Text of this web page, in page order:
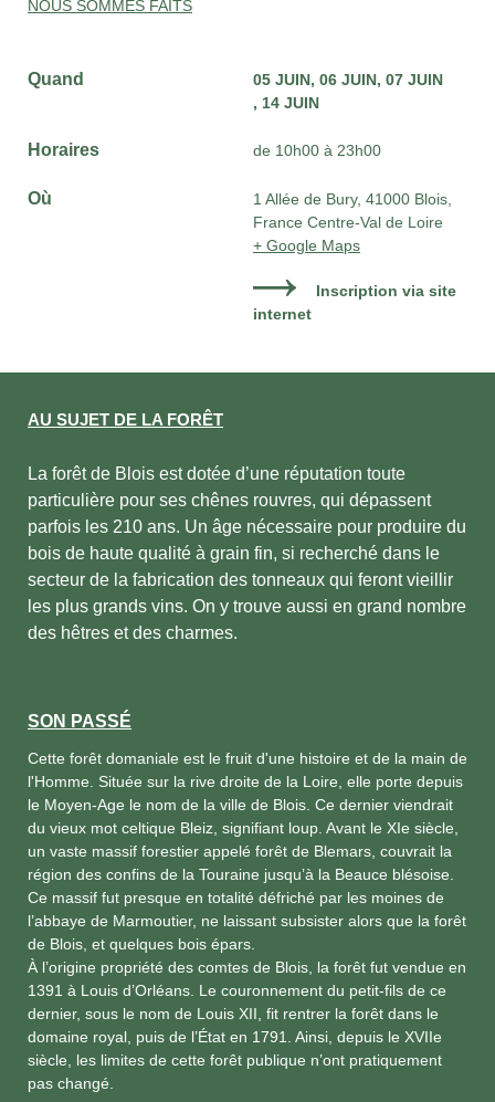
NOUS SOMMES FAITS
Quand 05 JUIN 06 JUIN 07 JUIN
14 JUIN
Horaires de 10h00 à 23h00
Où
1 Allée de Bury, 41000 Blois,
France Centre-Val de Loire
+ Google Maps
Inscription via site
internet
AU SUJET DE LA FORÊT
La forêt de Blois est dotée d’une réputation toute
particulière pour ses chênes rouvres, qui dépassent
parfois les 210 ans. Un âge nécessaire pour produire du
bois de haute qualité à grain fin, si recherché dans le
secteur de la fabrication des tonneaux qui feront vieillir
les plus grands vins. On y trouve aussi en grand nombre
des hêtres et des charmes.
SON PASSÉ
Cette forêt domaniale est le fruit d'une histoire et de la main de
l'Homme. Située sur la rive droite de la Loire, elle porte depuis
le Moyen-Age le nom de la ville de Blois. Ce dernier viendrait
du vieux mot celtique Bleiz, signifiant loup. Avant le XIe siècle,
un vaste massif forestier appelé forêt de Blemars, couvrait la
région des confins de la Touraine jusqu’à la Beauce blésoise.
Ce massif fut presque en totalité défriché par les moines de
l’abbaye de Marmoutier, ne laissant subsister alors que la forêt
de Blois, et quelques bois épars.
À l’origine propriété des comtes de Blois, la forêt fut vendue en
1391 à Louis d’Orléans. Le couronnement du petit-fils de ce
dernier, sous le nom de Louis XII, fit rentrer la forêt dans le
domaine royal, puis de l’État en 1791. Ainsi, depuis le XVIIe
siècle, les limites de cette forêt publique n’ont pratiquement
pas changé.